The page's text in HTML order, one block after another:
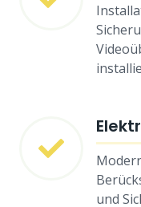
und